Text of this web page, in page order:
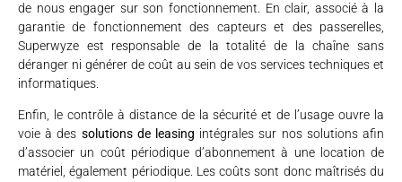
de nous engager sur son fonctionnement. En clair, associé à la
garantie de fonctionnement des capteurs et des passerelles,
Superwyze est responsable de la totalité de la chaîne sans
déranger ni générer de coût au sein de vos services techniques et
informatiques.
Enfin, le contrôle à distance de la sécurité et de l’usage ouvre la
voie à des solutions de leasing intégrales sur nos solutions afin
d’associer un coût périodique d’abonnement à une location de
matériel, également périodique. Les coûts sont donc maîtrisés du